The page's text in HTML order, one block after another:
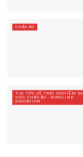
CHÂU ÂU
TIN TỨC VỀ TRẢI NGHIỆM DU
HỌC CHÂU ÂU - EUROLINK
EDUCATION